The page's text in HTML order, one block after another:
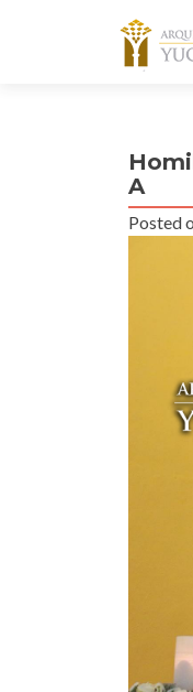
A
Posted